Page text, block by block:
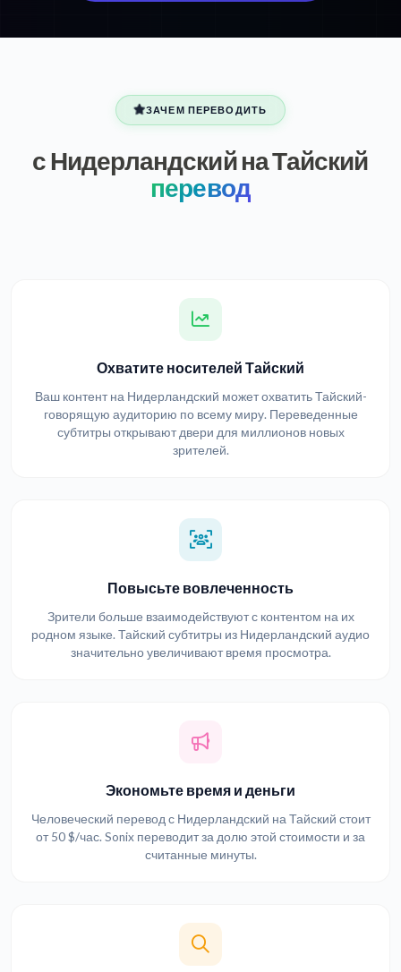
ЗАЧЕМ ПЕРЕВОДИТЬ
с Нидерландский на Тайский
перевод
Охватите носителей Тайский
Ваш контент на Нидерландский может охватить Тайский-
говорящую аудиторию по всему миру. Переведенные
субтитры открывают двери для миллионов новых
зрителей.
Повысьте вовлеченность
Зрители больше взаимодействуют с контентом на их
родном языке. Тайский субтитры из Нидерландский аудио
значительно увеличивают время просмотра.
Экономьте время и деньги
Человеческий перевод с Нидерландский на Тайский стоит
от 50 $/час. Sonix переводит за долю этой стоимости и за
считанные минуты.